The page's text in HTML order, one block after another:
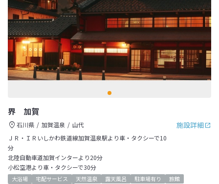
界 加賀
施設詳細
石川県 加賀温泉
山代
ＪＲ・ＩＲいしかわ鉄道線加賀温泉駅より車・タクシーで10
分
北陸自動車道加賀インターより20分
小松空港より車・タクシーで30分
大浴場 宅配サービス 天然温泉 露天風呂 駐車場有り
旅館